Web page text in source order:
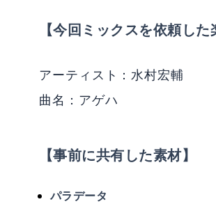
【今回ミックスを依頼した
アーティスト：水村宏輔
曲名：アゲハ
【事前に共有した素材】
パラデータ